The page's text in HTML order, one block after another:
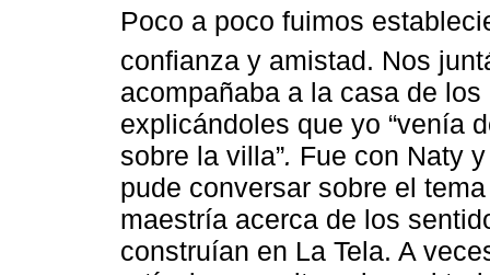
Poco a poco fuimos
confianza y amistad. Nos
acompañaba a la casa de
explicándoles que yo “venía
sobre la villa”. Fue con Naty
pude conversar sobre el
maestría acerca de los
construían en La Tela. A